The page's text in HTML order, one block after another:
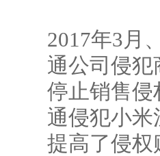
2017年3月
通公司侵
停止销售侵
通侵犯小
提高了侵权